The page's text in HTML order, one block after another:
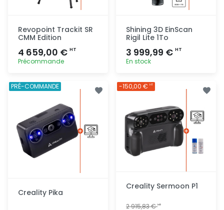
Revopoint Trackit SR
CMM Edition
4 659,00 € HT
Précommande
rapide
Shining 3D EinScan
Rigil Lite 1To
3 999,99 € HT
En stock
Creality Pika
PRÉ-COMMANDE
Creality Sermoon P1
2 915,83 €HT
-150,00 € HT